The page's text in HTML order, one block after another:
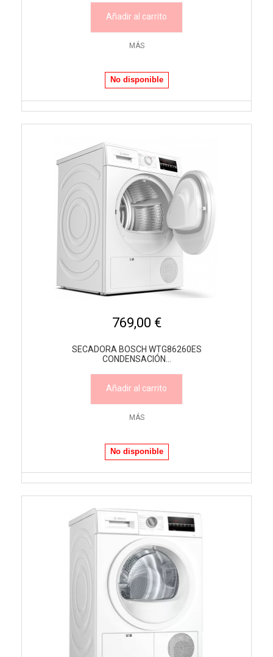
Añadir al carrito
MÁS
No disponible
769,00 €
SECADORA BOSCH WTG86260ES
CONDENSACIÓN...
Añadir al carrito
MÁS
No disponible